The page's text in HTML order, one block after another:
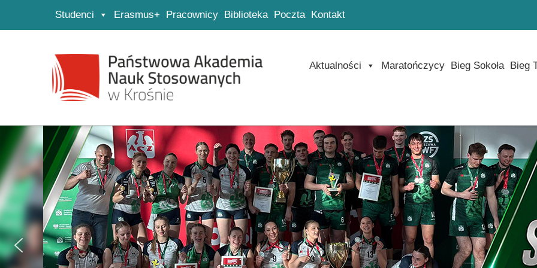
Strona główna
Przejdź do wyszukiwarki
Przejdź do menu głównego
Studenci Erasmus+ Pracownicy Biblioteka Poczta Kontakt
Aktualności Maratończycy Bieg Sokoła Bieg